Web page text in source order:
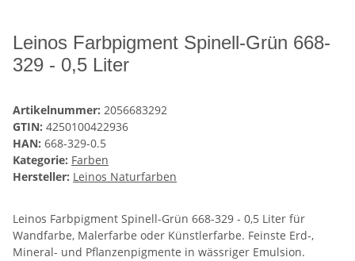
Leinos Farbpigment Spinell-Grün 668-
329 - 0,5 Liter
Artikelnummer: 2056683292
GTIN: 4250100422936
HAN: 668-329-0.5
Kategorie: Farben
Hersteller: Leinos Naturfarben
Leinos Farbpigment Spinell-Grün 668-329 - 0,5 Liter für
Wandfarbe, Malerfarbe oder Künstlerfarbe. Feinste Erd-,
Mineral- und Pflanzenpigmente in wässriger Emulsion.